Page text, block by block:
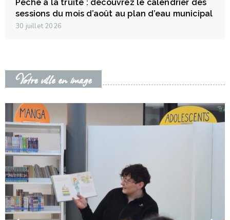
Pêche à la truite : découvrez le calendrier des
sessions du mois d’août au plan d’eau municipal
30 juillet 2026
Votre ville en image